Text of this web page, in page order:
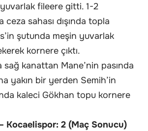
fileere gitti. 1-2
sahası dışında topla
şutunda meşin yuvarlak
kornere çıktı.
sağ kanattan Mane’nin pasında
yakın bir yerden Semih’in
kaleci Gökhan topu kornere
Kocaelispor: 2 (Maç Sonucu)